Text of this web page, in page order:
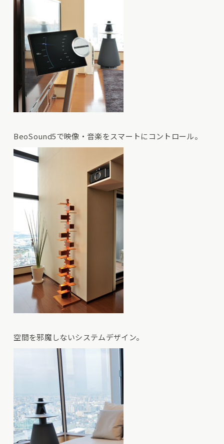
BeoSound5で映像・音楽をスマートにコントロール。
空間を邪魔しないシステムデザイン。